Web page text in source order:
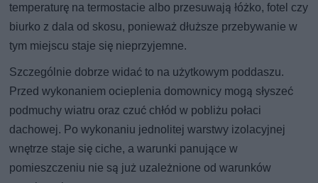
temperaturę na termostacie albo przesuwają łóżko, fotel czy
biurko z dala od skosu, ponieważ dłuższe przebywanie w
tym miejscu staje się nieprzyjemne.
Szczególnie dobrze widać to na użytkowym poddaszu.
Przed wykonaniem ocieplenia domownicy mogą słyszeć
podmuchy wiatru oraz czuć chłód w pobliżu połaci
dachowej. Po wykonaniu jednolitej warstwy izolacyjnej
wnętrze staje się ciche, a warunki panujące w
pomieszczeniu nie są już uzależnione od warunków